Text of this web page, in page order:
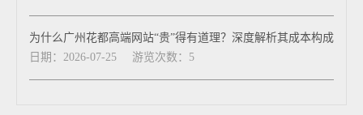
为什么广州花都高端网站“贵”得有道理？深度解析其成本构成
日期：2026-07-25
游览次数：5